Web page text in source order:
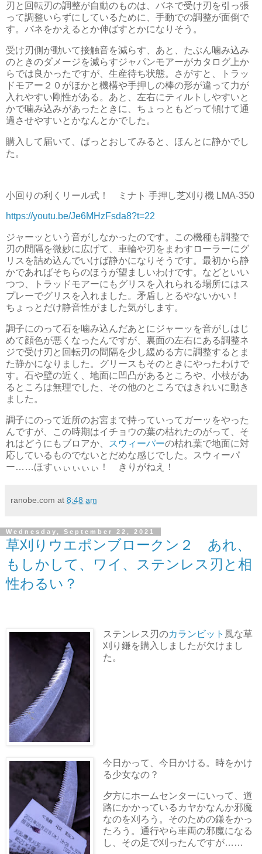
刃と回転刃の調整が自動のものは、バネで受け刃を引っ張
って調整いらずにしているために、手動での調整が面倒で
す。バネをかえるとか伸ばすとかになりそう。
受け刃側が動いて接触音を減らす、あと、たぶん噛み込み
のときのダメージを減らすジャパンモアーがカタログ上か
らでは良かったですが、生産待ち状態。さがすと、トラッ
ドモアー２０がほかと機構や手押しの棒の形が違って力が
入れやすい剛性がある。あと、左右にティルトしやすいと
かで噛み込みがあったときに、ちょっともどって傾けて通
過させやすいとかなんとかでした。
購入して届いて、ばっとおしてみると、ほんとに静かでし
た。
小回りの利くリール式！ ミナト 手押し芝刈り機 LMA-350
https://youtu.be/Je6MHzFsda8?t=22
ジャーッという音がしなかったのです。この機種も調整で
刃の間隔を微妙に広げて、車輪や刃をまわすローラーにグ
リスを詰め込んでいけば静かになりそうです。最初から静
かであればそちらのほうが望ましいわけです。などといい
つつ、トラッドモアーにもグリスを入れられる場所にはス
プレーでグリスを入れました。矛盾しとるやないかい！
ちょっとだけ静音性がました気がします。
調子にのって石を噛み込んだあとにジャーッを音がしはじ
めて顔色が悪くなったんですが、裏面の左右にある調整ネ
ジで受け刃と回転刃の間隔を少し緩める方に調整するとま
た静かになりました。グリースもそのときにやったわけで
す。石や壁の近く、地面に凹凸があるところや、小枝があ
るところは無理でした、その他のところではきれいに動き
ました。
調子にのって近所のお宮まで持っていってガーッをやった
んですが、この時期はイチョウの葉の枯れたのがって、そ
れはどうにもブロアか、
スウィーパーの枯れ葉で地面に対
応しているものでないとだめな感じでした。スウィーパ
ー……ほすぃぃぃぃぃ！ きりがねえ！
ranobe.com at 8:48 am
Wednesday, September 22, 2021
草刈りウエポンブロークン２ あれ、
もしかして、ワイ、ステンレス刃と相
性わるい？
ステンレス刃のカランビット 風な草
刈り鎌を購入しましたが欠けまし
た。
今日かって、今日かける。時をかけ
る少女なの？
夕方にホームセンターにいって、道
路にかかっているカヤかなんか邪魔
なのを刈ろう。そのための鎌をかっ
たろう。通行やら車両の邪魔になる
し、その足で刈ったんですが……